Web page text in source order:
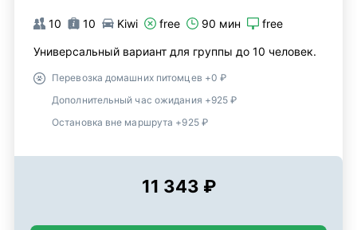
10 10 Kiwi free 90 мин free
Универсальный вариант для группы до 10 человек.
Перевозка домашних питомцев +0 ₽
Дополнительный час ожидания +925 ₽
Остановка вне маршрута +925 ₽
11 343 ₽